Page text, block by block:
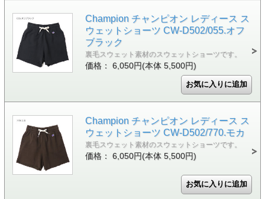
Champion チャンピオン レディース ス
ウェットショーツ CW-D502/055.オフ
ブラック
裏毛スウェット素材のスウェットショーツです。
価格： 6,050円(本体 5,500円)
Champion チャンピオン レディース ス
ウェットショーツ CW-D502/770.モカ
裏毛スウェット素材のスウェットショーツです。
価格： 6,050円(本体 5,500円)